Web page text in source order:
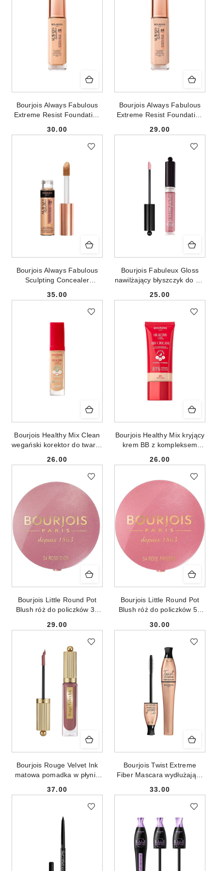
Bourjois Always Fabulous
Extreme Resist Foundation
twarzy 110 Light Vanilla
Cena:
30.00
Bourjois Always Fabulous
Extreme Resist Foundation
twarzy 105 Natural Ivory
Cena:
29.00
Bourjois Always Fabulous
Sculpting Concealer
korektor 200 Vanilla 11ml
Cena:
35.00
Bourjois Fabuleux Gloss
nawilżający błyszczyk do ust
Cena:
25.00
Bourjois Healthy Mix Clean
wegański korektor do twarzy
Cena:
26.00
Bourjois Healthy Mix kryjący
krem BB z kompleksem
Cena:
26.00
Bourjois Little Round Pot
Blush róż do policzków 34
Cena:
29.00
Bourjois Little Round Pot
Blush róż do policzków 54
Cena:
30.00
Bourjois Rouge Velvet Ink
matowa pomadka w płynie
3.5mlCena:
37.00
Bourjois Twist Extreme
Fiber Mascara wydłużający
Cena:
33.00